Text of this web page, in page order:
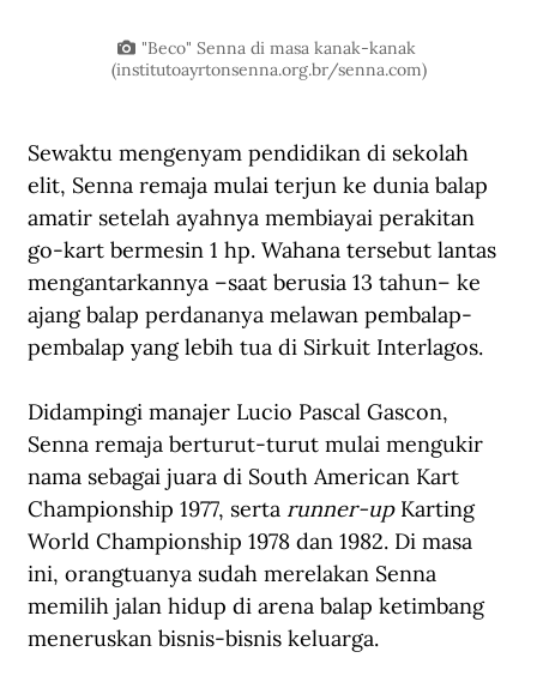
"Beco" Senna di masa kanak-kanak
(institutoayrtonsenna.org.br/senna.com)
Sewaktu mengenyam pendidikan di sekolah
elit, Senna remaja mulai terjun ke dunia balap
amatir setelah ayahnya membiayai perakitan
go-kart bermesin 1 hp. Wahana tersebut lantas
mengantarkannya –saat berusia 13 tahun– ke
ajang balap perdananya melawan pembalap-
pembalap yang lebih tua di Sirkuit Interlagos.
Didampingi manajer Lucio Pascal Gascon,
Senna remaja berturut-turut mulai mengukir
nama sebagai juara di South American Kart
Championship 1977, serta runner-up Karting
World Championship 1978 dan 1982. Di masa
ini, orangtuanya sudah merelakan Senna
memilih jalan hidup di arena balap ketimbang
meneruskan bisnis-bisnis keluarga.